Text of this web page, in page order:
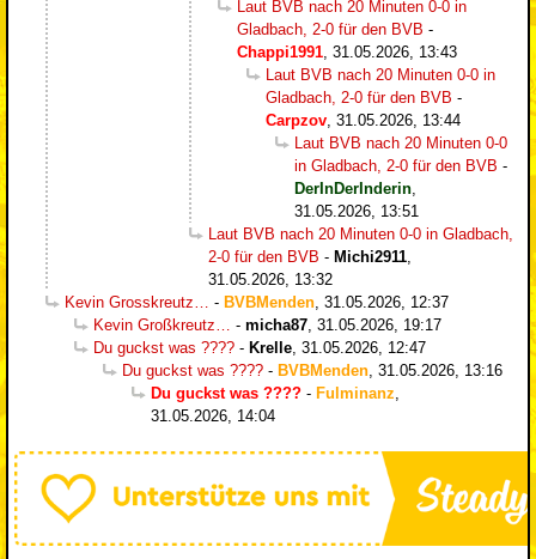
Laut BVB nach 20 Minuten 0-0 in
Gladbach, 2-0 für den BVB -
Chappi1991 31.05.2026, 13:43
Laut BVB nach 20 Minuten 0-0 in
Gladbach, 2-0 für den BVB -
Carpzov 31.05.2026, 13:44
Laut BVB nach 20 Minuten 0-0
in Gladbach, 2-0 für den BVB -
DerInDerInderin
31.05.2026, 13:51
Laut BVB nach 20 Minuten 0-0 in Gladbach,
2-0 für den BVB - Michi2911
31.05.2026, 13:32
Kevin Grosskreutz…
- BVBMenden 31.05.2026, 12:37
Kevin Großkreutz…
- micha87 31.05.2026, 19:17
Du guckst was ???? - Krelle 31.05.2026, 12:47
Du guckst was ???? - BVBMenden 31.05.2026, 13:16
Du guckst was ???? - Fulminanz
31.05.2026, 14:04